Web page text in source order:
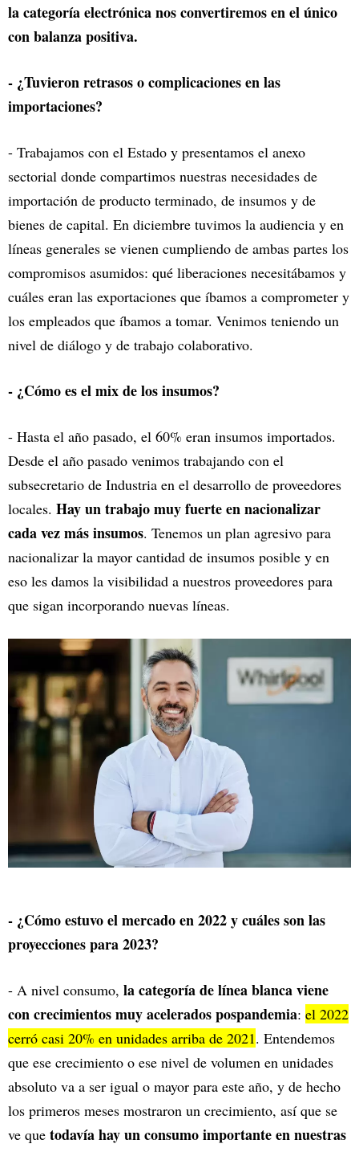
la categoría electrónica nos convertiremos en el único
con balanza positiva.
- ¿Tuvieron retrasos o complicaciones en las
importaciones?
- Trabajamos con el Estado y presentamos el anexo
sectorial donde compartimos nuestras necesidades de
importación de producto terminado, de insumos y de
bienes de capital. En diciembre tuvimos la audiencia y en
líneas generales se vienen cumpliendo de ambas partes los
compromisos asumidos: qué liberaciones necesitábamos y
cuáles eran las exportaciones que íbamos a comprometer y
los empleados que íbamos a tomar. Venimos teniendo un
nivel de diálogo y de trabajo colaborativo.
- ¿Cómo es el mix de los insumos?
- Hasta el año pasado, el 60% eran insumos importados.
Desde el año pasado venimos trabajando con el
subsecretario de Industria en el desarrollo de proveedores
locales. Hay un trabajo muy fuerte en nacionalizar
cada vez más insumos. Tenemos un plan agresivo para
nacionalizar la mayor cantidad de insumos posible y en
eso les damos la visibilidad a nuestros proveedores para
que sigan incorporando nuevas líneas.
- ¿Cómo estuvo el mercado en 2022 y cuáles son las
proyecciones para 2023?
- A nivel consumo, la categoría de línea blanca viene
con crecimientos muy acelerados pospandemia: el 2022
cerró casi 20% en unidades arriba de 2021. Entendemos
que ese crecimiento o ese nivel de volumen en unidades
absoluto va a ser igual o mayor para este año, y de hecho
los primeros meses mostraron un crecimiento, así que se
ve que todavía hay un consumo importante en nuestras